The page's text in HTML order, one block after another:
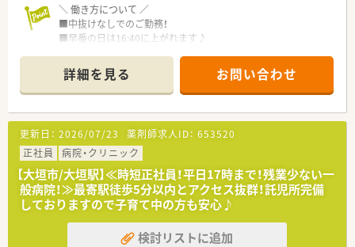
＼ 働き方について ／
■中抜けなしでのご勤務！
■早番の日は16:40に上がれます♪
ワークライフバランスを重視したい方にオススメです！
＼ 働く環境について ／
■外来患者様などからの薬の日数変更は
薬剤によっては薬剤師判断で対応をしています。
■午後にはカンファレンスを実施し、
コミュニケーションをしっかり取れる環境です。
■薬剤部は常勤1名、非常勤1名、補助の方1名という人員構成で
す。
＼ 長く働けます ／
■定年は65歳。
今後長くお勤めできる先をお探しの方歓迎！
詳細を見る お問い合わせ
更新日： 2026/07/23 薬剤師求人ID： 653520
正社員
病院・クリニック
【大垣市/大垣駅】≪時短正社員！平日17時まで！残業少ない一
般病院！≫最寄駅徒歩5分以内とアクセス抜群！託児所完備
しておりますので子育て中の方も安心♪
検討リストに追加